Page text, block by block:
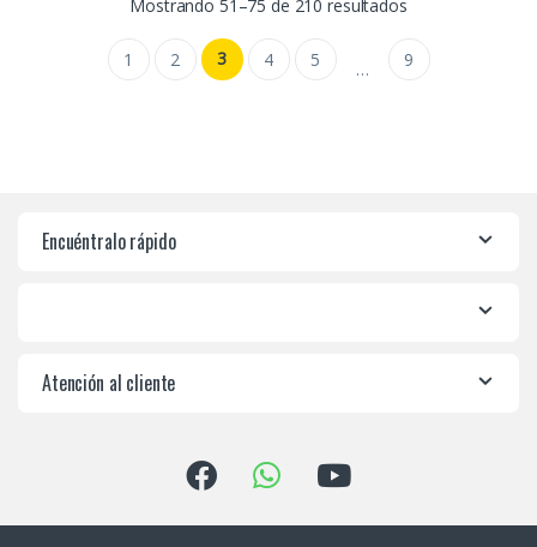
Mostrando 51–75 de 210 resultados
1 2 3 4 5 … 9
Encuéntralo rápido
Atención al cliente